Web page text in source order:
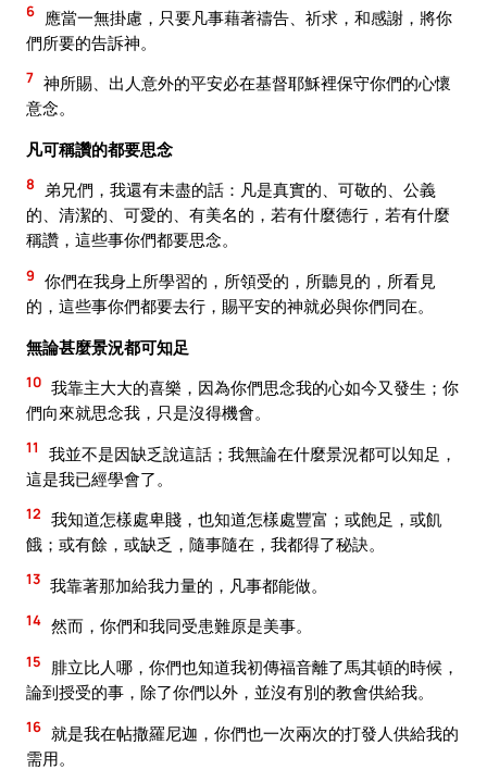
6
應當一無掛慮，只要凡事藉著禱告、祈求，和感謝，將你
們所要的告訴神。
7 神所賜、出人意外的平安必在基督耶穌裡保守你們的心懷
意念。
凡可稱讚的都要思念
8
弟兄們，我還有未盡的話：凡是真實的、可敬的、公義
的、清潔的、可愛的、有美名的，若有什麼德行，若有什麼
稱讚，這些事你們都要思念。
9 你們在我身上所學習的，所領受的，所聽見的，所看見
的，這些事你們都要去行，賜平安的神就必與你們同在。
無論甚麼景況都可知足
10 我靠主大大的喜樂，因為你們思念我的心如今又發生；你
們向來就思念我，只是沒得機會。
11
我並不是因缺乏說這話；我無論在什麼景況都可以知足，
這是我已經學會了。
12 我知道怎樣處卑賤，也知道怎樣處豐富；或飽足，或飢
餓；或有餘，或缺乏，隨事隨在，我都得了秘訣。
13 我靠著那加給我力量的，凡事都能做。
14 然而，你們和我同受患難原是美事。
15
腓立比人哪，你們也知道我初傳福音離了馬其頓的時候，
論到授受的事，除了你們以外，並沒有別的教會供給我。
16 就是我在帖撒羅尼迦，你們也一次兩次的打發人供給我的
需用。